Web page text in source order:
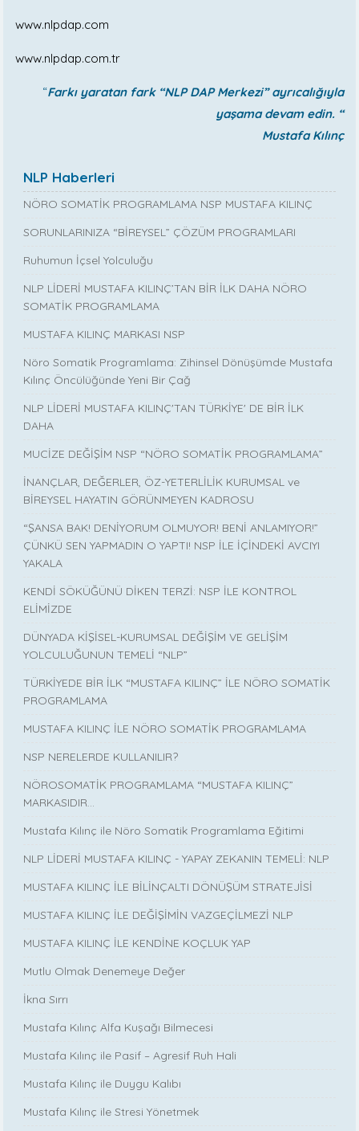
www.nlpdap.com
www.nlpdap.com.tr
“Farkı yaratan fark “NLP DAP Merkezi” ayrıcalığıyla
yaşama devam edin. “
Mustafa Kılınç
NLP Haberleri
NÖRO SOMATİK PROGRAMLAMA NSP MUSTAFA KILINÇ
SORUNLARINIZA “BİREYSEL” ÇÖZÜM PROGRAMLARI
Ruhumun İçsel Yolculuğu
NLP LİDERİ MUSTAFA KILINÇ’TAN BİR İLK DAHA NÖRO
SOMATİK PROGRAMLAMA
MUSTAFA KILINÇ MARKASI NSP
Nöro Somatik Programlama: Zihinsel Dönüşümde Mustafa
Kılınç Öncülüğünde Yeni Bir Çağ
NLP LİDERİ MUSTAFA KILINÇ'TAN TÜRKİYE' DE BİR İLK
DAHA
MUCİZE DEĞİŞİM NSP “NÖRO SOMATİK PROGRAMLAMA”
İNANÇLAR, DEĞERLER, ÖZ-YETERLİLİK KURUMSAL ve
BİREYSEL HAYATIN GÖRÜNMEYEN KADROSU
“ŞANSA BAK! DENİYORUM OLMUYOR! BENİ ANLAMIYOR!”
ÇÜNKÜ SEN YAPMADIN O YAPTI! NSP İLE İÇİNDEKİ AVCIYI
YAKALA
KENDİ SÖKÜĞÜNÜ DİKEN TERZİ: NSP İLE KONTROL
ELİMİZDE
DÜNYADA KİŞİSEL-KURUMSAL DEĞİŞİM VE GELİŞİM
YOLCULUĞUNUN TEMELİ “NLP”
TÜRKİYEDE BİR İLK “MUSTAFA KILINÇ” İLE NÖRO SOMATİK
PROGRAMLAMA
MUSTAFA KILINÇ İLE NÖRO SOMATİK PROGRAMLAMA
NSP NERELERDE KULLANILIR?
NÖROSOMATİK PROGRAMLAMA “MUSTAFA KILINÇ”
MARKASIDIR…
Mustafa Kılınç ile Nöro Somatik Programlama Eğitimi
NLP LİDERİ MUSTAFA KILINÇ - YAPAY ZEKANIN TEMELİ: NLP
MUSTAFA KILINÇ İLE BİLİNÇALTI DÖNÜŞÜM STRATEJİSİ
MUSTAFA KILINÇ İLE DEĞİŞİMİN VAZGEÇİLMEZİ NLP
MUSTAFA KILINÇ İLE KENDİNE KOÇLUK YAP
Mutlu Olmak Denemeye Değer
İkna Sırrı
Mustafa Kılınç Alfa Kuşağı Bilmecesi
Mustafa Kılınç ile Pasif – Agresif Ruh Hali
Mustafa Kılınç ile Duygu Kalıbı
Mustafa Kılınç ile Stresi Yönetmek